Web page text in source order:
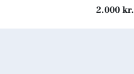
2.000 kr.